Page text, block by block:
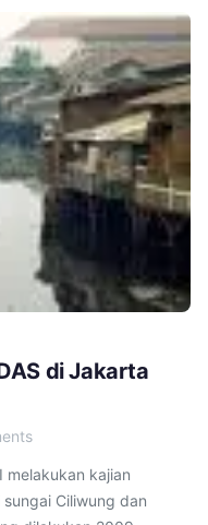
di Jakarta
melakukan kajian
Ciliwung dan